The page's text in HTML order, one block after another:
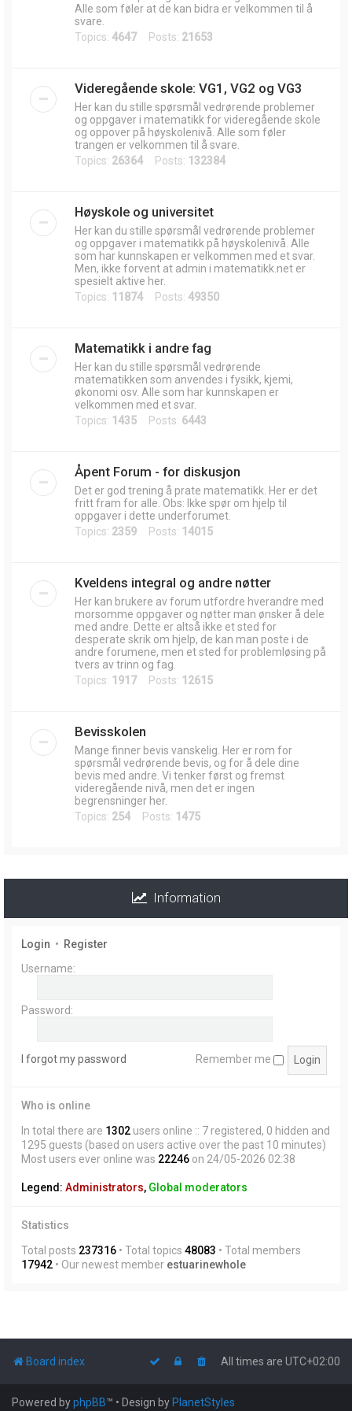
Alle som føler at de kan bidra er velkommen til å
svare.
Topics: 4647Posts: 21653
Videregående skole: VG1, VG2 og VG3
Her kan du stille spørsmål vedrørende problemer
og oppgaver i matematikk for videregående skole
og oppover på høyskolenivå. Alle som føler
trangen er velkommen til å svare.
Topics: 26364 Posts: 132384
Høyskole og universitet
Her kan du stille spørsmål vedrørende problemer
og oppgaver i matematikk på høyskolenivå. Alle
som har kunnskapen er velkommen med et svar.
Men, ikke forvent at admin i matematikk.net er
spesielt aktive her.
Topics: 11874 Posts: 49350
Matematikk i andre fag
Her kan du stille spørsmål vedrørende
matematikken som anvendes i fysikk, kjemi,
økonomi osv. Alle som har kunnskapen er
velkommen med et svar.
Topics: 1435 Posts: 6443
Åpent Forum - for diskusjon
Det er god trening å prate matematikk. Her er det
fritt fram for alle. Obs: Ikke spør om hjelp til
oppgaver i dette underforumet.
Topics: 2359 Posts: 14015
Kveldens integral og andre nøtter
Her kan brukere av forum utfordre hverandre med
morsomme oppgaver og nøtter man ønsker å dele
med andre. Dette er altså ikke et sted for
desperate skrik om hjelp, de kan man poste i de
andre forumene, men et sted for problemløsing på
tvers av trinn og fag.
Topics: 1917Posts: 12615
Bevisskolen
Mange finner bevis vanskelig. Her er rom for
spørsmål vedrørende bevis, og for å dele dine
bevis med andre. Vi tenker først og fremst
videregående nivå, men det er ingen
begrensninger her.
Topics: 254 Posts: 1475
Information
Login • Register
Username:
Password:
I forgot my password Remember me
Who is online
In total there are 1302 users online :: 7 registered, 0 hidden and
1295 guests (based on users active over the past 10 minutes)
Most users ever online was 22246 on 24/05-2026 02:38
Legend: Administrators, Global moderators
Statistics
Total posts 237316 • Total topics 48083 • Total members
17942 • Our newest member estuarinewhole
Board index All times are UTC+02:00
Powered byphpBB™ • Design by PlanetStyles